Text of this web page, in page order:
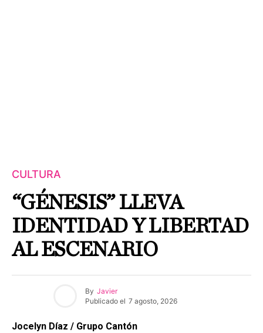
CULTURA
“GÉNESIS” LLEVA
IDENTIDAD Y LIBERTAD
AL ESCENARIO
By Javier
Publicado el 7 agosto, 2026
Jocelyn Díaz / Grupo Cantón